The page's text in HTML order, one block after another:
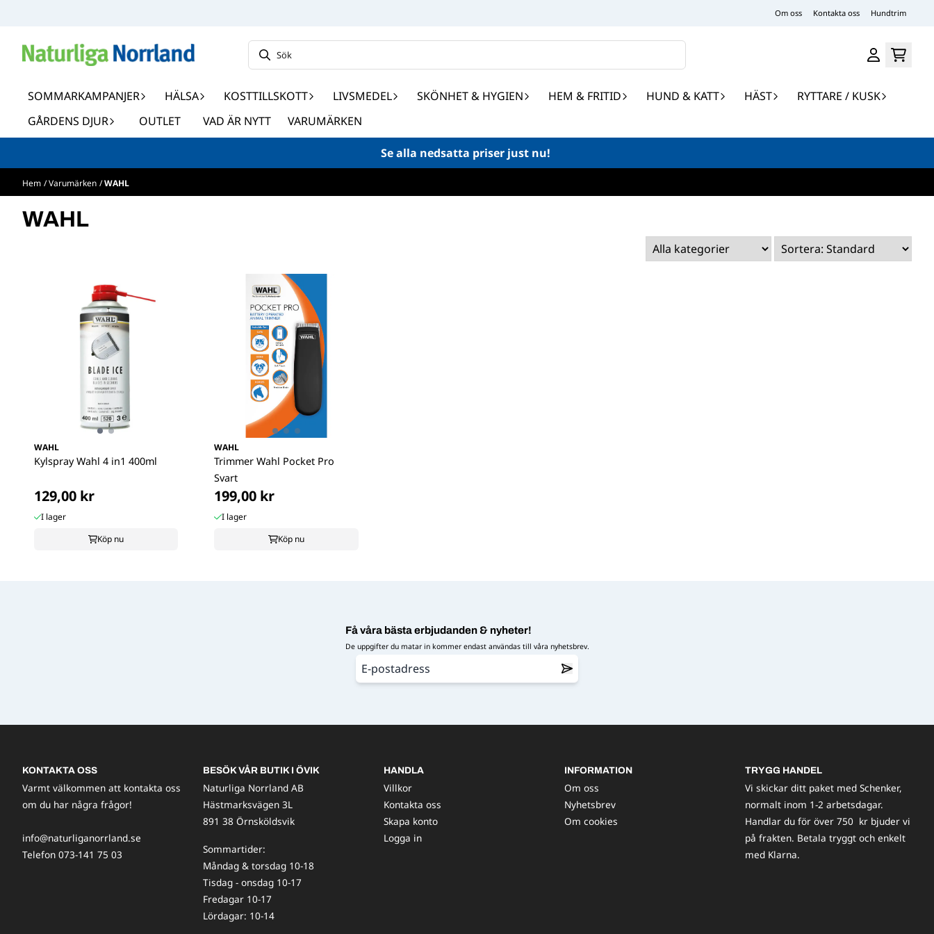
Om oss Kontakta oss Hundtrim
SOMMARKAMPANJER HÄLSA KOSTTILLSKOTT LIVSMEDEL SKÖNHET & HYGIEN HEM & FRITID HUND & KATT HÄST
RYTTARE / KUSK
GÅRDENS DJUR
OUTLET VAD ÄR NYTT VARUMÄRKEN
Se alla nedsatta priser just nu!
Hem /Varumärken /WAHL
WAHL
WAHL
Kylspray Wahl 4 in1 400ml
129,00 kr
I lager
Köp nu
WAHL
Trimmer Wahl Pocket Pro
Svart
199,00 kr
I lager
Köp nu
Få våra bästa erbjudanden & nyheter!
De uppgifter du matar in kommer endast användas till våra nyhetsbrev.
KONTAKTA OSS
Varmt välkommen att kontakta oss
om du har några frågor!
info@naturliganorrland.se
Telefon 073-141 75 03
BESÖK VÅR BUTIK I ÖVIK
Naturliga Norrland AB
Hästmarksvägen 3L
891 38 Örnsköldsvik
Sommartider:
Måndag & torsdag 10-18
Tisdag - onsdag 10-17
Fredagar 10-17
Lördagar: 10-14
HANDLA
Villkor
Kontakta oss
Skapa konto
Logga in
INFORMATION
Om oss
Nyhetsbrev
Om cookies
TRYGG HANDEL
Vi skickar ditt paket med Schenker,
normalt inom 1-2 arbetsdagar.
Handlar du för över 750 kr bjuder vi
på frakten. Betala tryggt och enkelt
med Klarna.